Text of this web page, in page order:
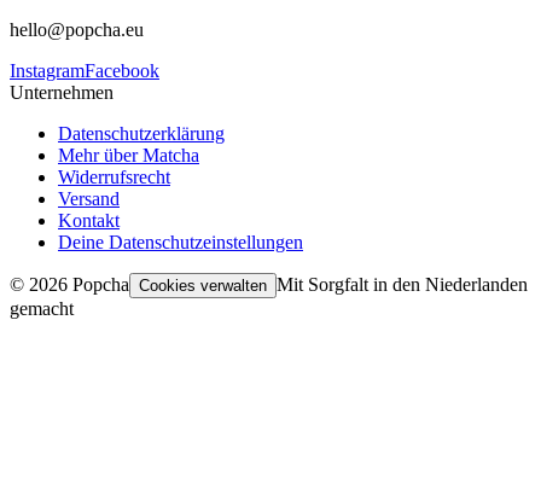
hello@popcha.eu
InstagramFacebook
Unternehmen
Datenschutzerklärung
Mehr über Matcha
Widerrufsrecht
Versand
Kontakt
Deine Datenschutzeinstellungen
© 2026 Popcha Cookies verwalten Mit Sorgfalt in den Niederlanden
gemacht